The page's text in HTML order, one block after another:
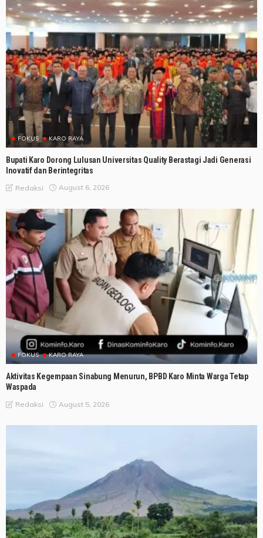
FOKUS KARO RAYA
Bupati Karo Dorong Lulusan Universitas Quality Berastagi Jadi Generasi
Inovatif dan Berintegritas
Redaksi August 6, 2026
FOKUS KARO RAYA
Aktivitas Kegempaan Sinabung Menurun, BPBD Karo Minta Warga Tetap
Waspada
Redaksi August 5, 2026